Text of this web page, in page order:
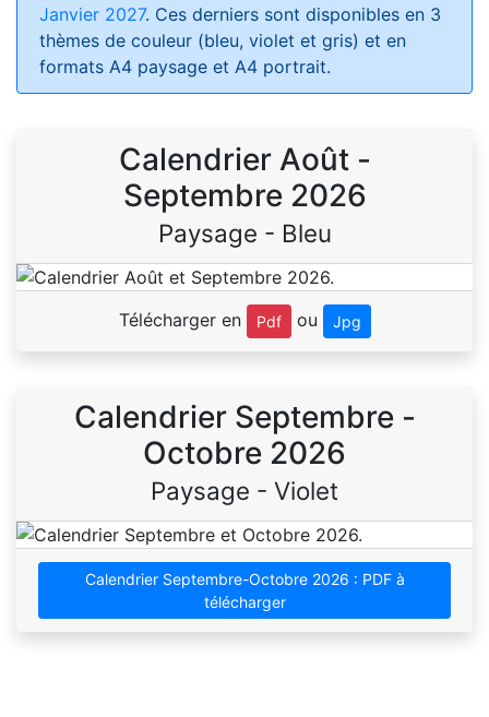
Janvier 2027. Ces derniers sont disponibles en 3
thèmes de couleur (bleu, violet et gris) et en
formats A4 paysage et A4 portrait.
Calendrier Août -
Septembre 2026
Paysage - Bleu
Télécharger en Pdf ou Jpg
Calendrier Septembre -
Octobre 2026
Paysage - Violet
Calendrier Septembre-Octobre 2026 : PDF à
télécharger